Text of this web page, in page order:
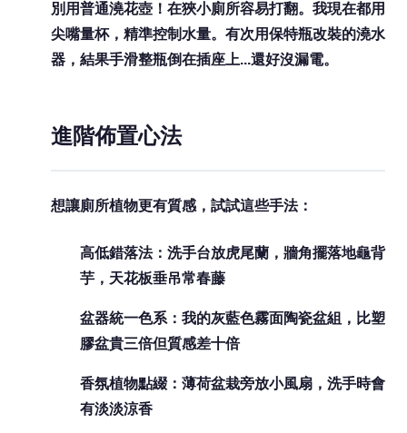
別用普通澆花壺！在狹小廁所容易打翻。我現在都用
尖嘴量杯，精準控制水量。有次用保特瓶改裝的澆水
器，結果手滑整瓶倒在插座上...還好沒漏電。
進階佈置心法
想讓廁所植物更有質感，試試這些手法：
高低錯落法：洗手台放虎尾蘭，牆角擺落地龜背
芋，天花板垂吊常春藤
盆器統一色系 ：我的灰藍色霧面陶瓷盆組，比塑
膠盆貴三倍但質感差十倍
香氛植物點綴：薄荷盆栽旁放小風扇，洗手時會
有淡淡涼香